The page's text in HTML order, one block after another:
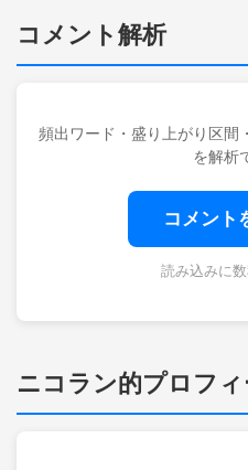
コメント解析
頻出ワード・盛り上がり区間
を解析
コメント
読み込みに
ニコラン的プロフ